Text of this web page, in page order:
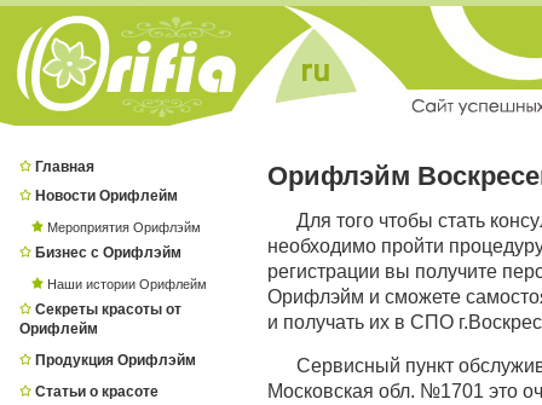
Главная
Новости Орифлейм
Мероприятия Орифлэйм
Бизнес с Орифлэйм
Наши истории Орифлейм
Секреты красоты от
Орифлейм
Продукция Орифлэйм
Статьи о красоте
Орифлэйм
Для того чтобы стать
необходимо пройти
регистрации вы получите
Орифлэйм и сможете
и получать их в СПО
Сервисный пункт
Московская обл. №1701 это